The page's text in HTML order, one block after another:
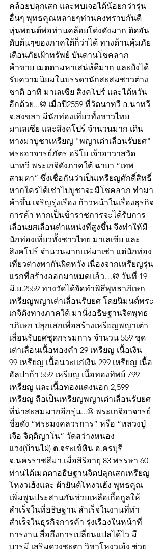
คล้อยปลุกเสก และพบเจอได้น้อยกว่ารุ่น
อื่นๆ พุทธคุณหลายๆท่านคงทราบกันดี
หุ่นพยนต์พ่อท่านคล้อยโด่งดังมาก ติดอัน
ดับต้นๆของภาคใต้ก็ว่าได้ ทางด้านคุ้มภัย
เตือนภัยเฝ้าทรัพย์ บันดานโชคลาภ
ค้าขาย เมตตามหาเสน่ห์ดีมาก และยังได้
รับความนิยมในบรรดานักสะสมชาวต่าง
ชาติ อาทิ มาเลเซีย สิงคโปร์ และไต้หวัน
อีกด้วย...@ เมื่อปี2559 ที่วัดนาทวี อ.นาทวี
จ.สงขลา มีนักท่องเที่ยวทั้งชาวไทย
มาเลเซีย และสิงคโปร์ จำนวนมาก เดิน
ทางมาบูชาเหรียญ "พญาเต่าเลื่อนรับยศ"
พระอาจารย์ภัตร อริโย เจ้าอาวาสวัด
นาทวี พระเกจิดังภาคใต้ ฉายา “เทพ
สามตา” ซึ่งเชื่อกันว่าเป็นเหรียญศักดิ์สิทธิ์
หากใครได้เช่าไปบูชาจะมีโชคลาภ ทำมา
ค้าขึ้น เจริญรุ่งเรือง ก้าวหน้าในเรื่องธุรกิจ
การค้า หากเป็นข้าราชการจะได้รับการ
เลื่อนยศเลื่อนตำแหน่งที่สูงขึ้น จึงทำให้มี
นักท่องเที่ยวทั้งชาวไทย มาเลเซีย และ
สิงคโปร์ จำนวนมากแห่มาเช่า แต่นักท่อง
เที่ยวต่างพากันผิดหวัง เนื่องจากเหรียญรุ่น
แรกที่สร้างออกมาหมดแล้ว…@ วันที่ 19
มิ.ย.2559 ทางวัดได้จัดทำพิธีพุทธาภิเษก
เหรียญพญาเต่าเลื่อนรับยศ โดยนิมนต์พระ
เกจิดังทางภาคใต้ มานั่งอธิษฐานจิตพุทธ
าภิเษก ปลุกเสกเพื่อสร้างเหรียญพญาเต่า
เลื่อนรับยศชุดกรรมการ จำนวน 559 ชุด
เต่าเลื่อนเนื้อทองคำ 29 เหรียญ เนื้อเงิน
99 เหรียญ เนื้อนวะแก่เงิน 299 เหรียญ เนื้อ
อัลปาก้า 559 เหรียญ เนื้อทองทิพย์ 799
เหรียญ และเนื้อทองแดงนอก 2,599
เหรียญ ถือเป็นเหรียญพญาเต่าเลื่อนรับยศ
ที่น่าสะสมมากอีกรุ่น...@ พระเกจิอาจารย์
ชื่อดัง “พระมงคลวรการ” หรือ “หลวงปู่
เจือ จิตฺติญาโน” วัดสว่างหนอง
แวง(บ้านไผ่) ต.จระเข้หิน อ.ครบุรี
จ.นครราชสีมา เมื่อสิริอายุ 83 พรรษา 60
ท่านได้เมตตาอธิษฐานจิตปลุกเสกเหรียญ
โหงวเฮ้งและ ผ้ายันต์โหงวเฮ้ง พุทธคุณ
เพิ่มพูนประสานกันช่วยเหลือเกื้อกูลให้
สำเร็จในที่อธิษฐาน สำเร็จในงานที่ทำ
สำเร็จในธุรกิจการค้า รุ่งเรืองในหน้าที่
การงาน สื่อถึงการเปลี่ยนแปลได้ไว มี
บารมี เสริมดวงชะตา วิชาโหงวเฮ้ง ช่วย